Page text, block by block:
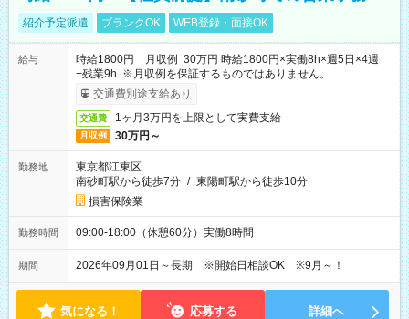
紹介予定派遣 ブランクOK WEB登録・面接OK
給与
時給1800円 月収例 30万円 時給1800円×実働8h×週5日×4週
+残業9h ※月収例を保証するものではありません。
交通費別途支給あり
交通費 1ヶ月3万円を上限として実費支給
月収例 30万円～
勤務地
東京都江東区
南砂町駅から徒歩7分 / 東陽町駅から徒歩10分
損害保険業
勤務時間 09:00-18:00（休憩60分）実働8時間
期間 2026年09月01日～長期 ※開始日相談OK ※9月～！
気になる！ 応募する 詳細へ